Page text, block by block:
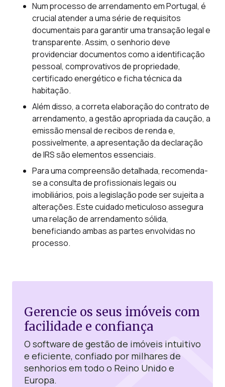
Num processo de arrendamento em Portugal, é
crucial atender a uma série de requisitos
documentais para garantir uma transação legal e
transparente. Assim, o senhorio deve
providenciar documentos como a identificação
pessoal, comprovativos de propriedade,
certificado energético e ficha técnica da
habitação.
Além disso, a correta elaboração do contrato de
arrendamento, a gestão apropriada da caução, a
emissão mensal de recibos de renda e,
possivelmente, a apresentação da declaração
de IRS são elementos essenciais.
Para uma compreensão detalhada, recomenda-
se a consulta de profissionais legais ou
imobiliários, pois a legislação pode ser sujeita a
alterações. Este cuidado meticuloso assegura
uma relação de arrendamento sólida,
beneficiando ambas as partes envolvidas no
processo.
Gerencie os seus imóveis com
facilidade e confiança
O software de gestão de imóveis intuitivo
e eficiente, confiado por milhares de
senhorios em todo o Reino Unido e
Europa.